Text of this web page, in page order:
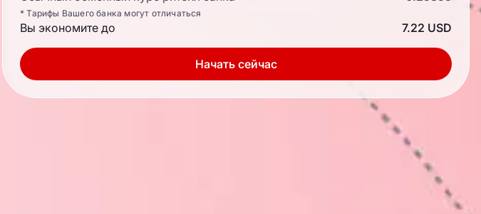
* Тарифы Вашего банка могут отличаться
Вы экономите до 7.22 USD
Начать сейчас